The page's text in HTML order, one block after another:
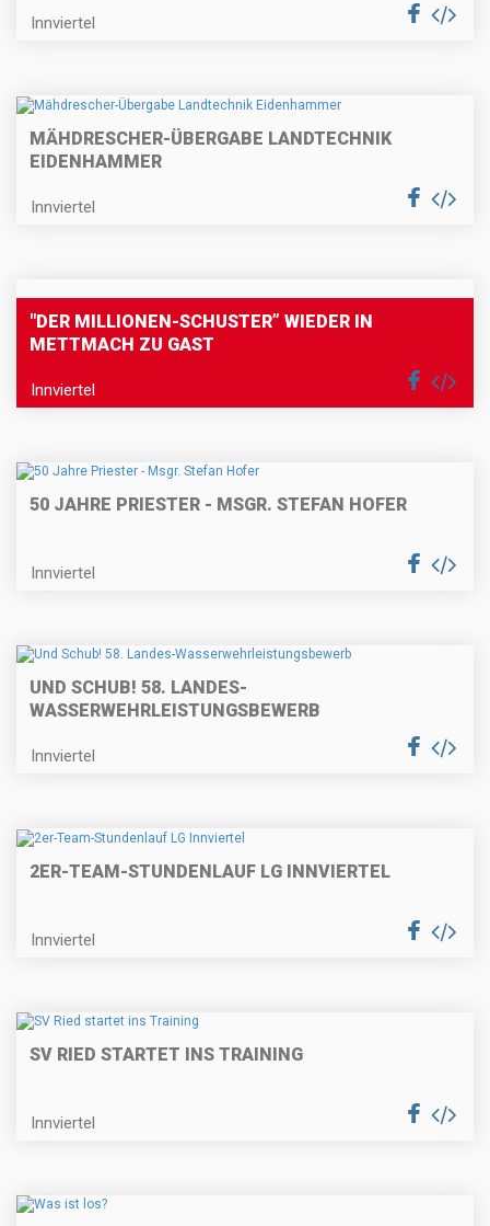
Innviertel
MÄHDRESCHER-ÜBERGABE LANDTECHNIK
EIDENHAMMER
Innviertel
"DER MILLIONEN-SCHUSTER” WIEDER IN
METTMACH ZU GAST
Innviertel
50 JAHRE PRIESTER - MSGR. STEFAN HOFER
Innviertel
UND SCHUB! 58. LANDES-
WASSERWEHRLEISTUNGSBEWERB
Innviertel
2ER-TEAM-STUNDENLAUF LG INNVIERTEL
Innviertel
SV RIED STARTET INS TRAINING
Innviertel